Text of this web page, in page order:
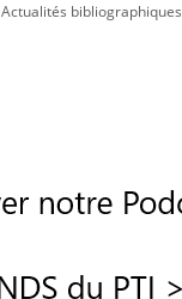
Actualités bibliographiques